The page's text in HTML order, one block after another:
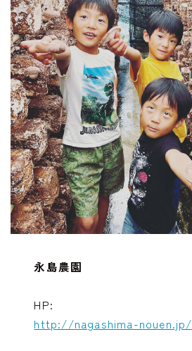
永島農園
HP:
http://nagashima-nouen.jp/